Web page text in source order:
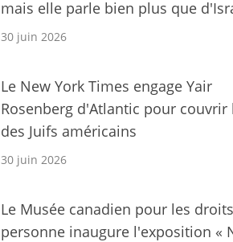
mais elle parle bien plus que
30 juin 2026
Le New York Times engage Yair
Rosenberg d'Atlantic pour couvrir
des Juifs américains
30 juin 2026
Le Musée canadien pour les
personne inaugure l'exposition «